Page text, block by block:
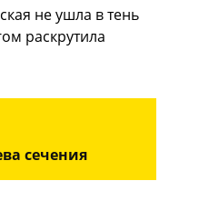
не ушла в тень
раскрутила
сечения